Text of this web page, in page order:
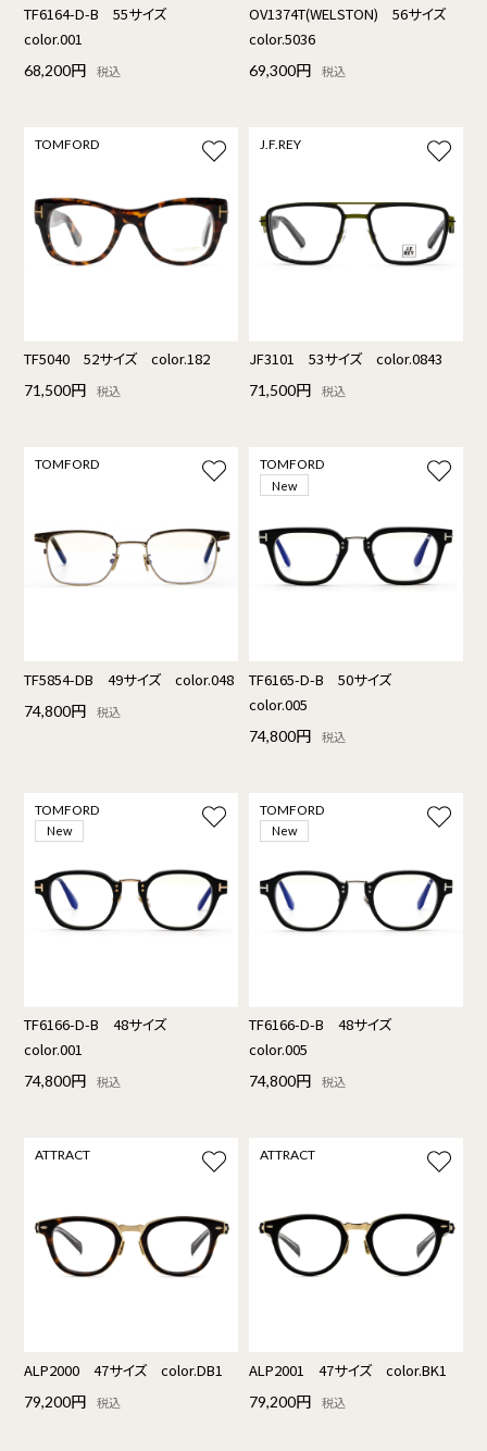
TF6164-D-B 55サイズ
color.001
68,200円 税込
OV1374T(WELSTON) 56サイズ
color.5036
69,300円 税込
TOMFORD
TF5040 52サイズ color.182
71,500円 税込
J.F.REY
JF3101 53サイズ color.0843
71,500円 税込
TOMFORD
TF5854-DB 49サイズ color.048
74,800円 税込
TOMFORD
New
TF6165-D-B 50サイズ
color.005
74,800円 税込
TOMFORD
New
TF6166-D-B 48サイズ
color.001
74,800円 税込
TOMFORD
New
TF6166-D-B 48サイズ
color.005
74,800円 税込
ATTRACT
ALP2000 47サイズ color.DB1
79,200円 税込
ATTRACT
ALP2001 47サイズ color.BK1
79,200円 税込